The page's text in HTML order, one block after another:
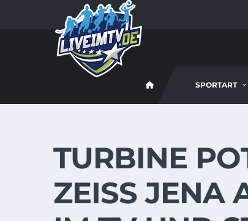
SPORTART
TURBINE
ZEISS JENA